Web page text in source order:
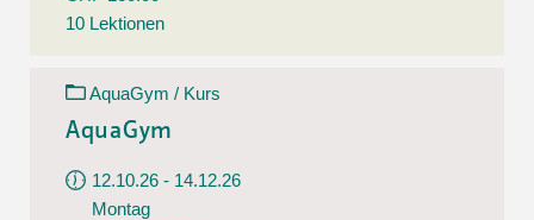
10 Lektionen
AquaGym / Kurs
AquaGym
12.10.26 - 14.12.26
Montag